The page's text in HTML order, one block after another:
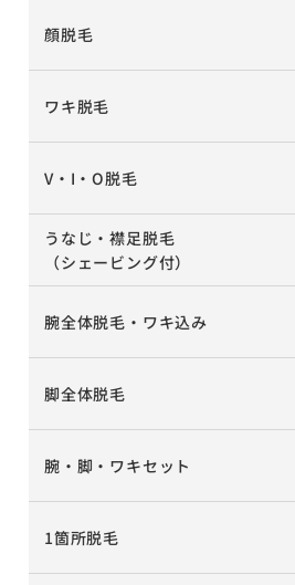
顔脱毛
ワキ脱毛
V・I・O脱毛
うなじ・襟足脱毛
（シェービング付）
腕全体脱毛・ワキ込み
脚全体脱毛
腕・脚・ワキセット
1箇所脱毛